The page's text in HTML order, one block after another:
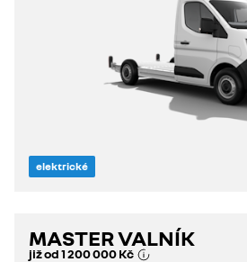
elektrické
MASTER VALNÍK
již od1 200 000 Kč